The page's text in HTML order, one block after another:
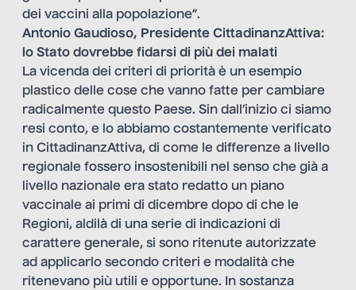
dei vaccini alla popolazione”.
Antonio Gaudioso, Presidente CittadinanzAttiva:
lo Stato dovrebbe fidarsi di più dei malati
La vicenda dei criteri di priorità è un esempio
plastico delle cose che vanno fatte per cambiare
radicalmente questo Paese. Sin dall’inizio ci siamo
resi conto, e lo abbiamo costantemente verificato
in CittadinanzAttiva, di come le differenze a livello
regionale fossero insostenibili nel senso che già a
livello nazionale era stato redatto un piano
vaccinale ai primi di dicembre dopo di che le
Regioni, aldilà di una serie di indicazioni di
carattere generale, si sono ritenute autorizzate
ad applicarlo secondo criteri e modalità che
ritenevano più utili e opportune. In sostanza